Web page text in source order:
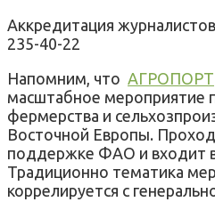
Аккредитация
235-40-22
Напомним, что АГРОПОРТ
масштабное мероприятие
фермерства и
Восточной Европы.
поддержке ФАО и входит
Традиционно тематика
коррелируется с